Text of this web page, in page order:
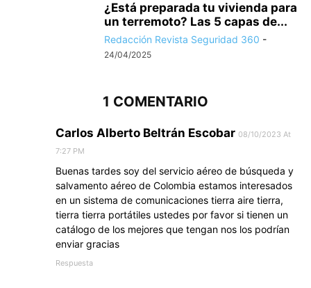
¿Está preparada tu vivienda para
un terremoto? Las 5 capas de...
Redacción Revista Seguridad 360 -
24/04/2025
1 COMENTARIO
Carlos Alberto Beltrán Escobar 08/10/2023 At
7:27 PM
Buenas tardes soy del servicio aéreo de búsqueda y
salvamento aéreo de Colombia estamos interesados
en un sistema de comunicaciones tierra aire tierra,
tierra tierra portátiles ustedes por favor si tienen un
catálogo de los mejores que tengan nos los podrían
enviar gracias
Respuesta